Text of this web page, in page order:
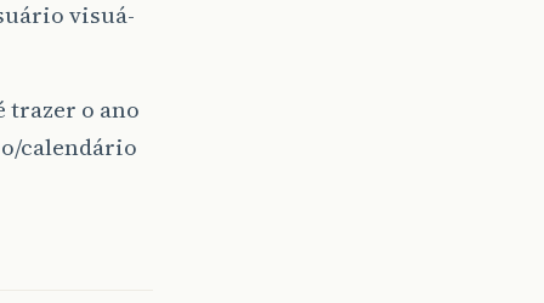
visuá-
trazer o ano
calendário